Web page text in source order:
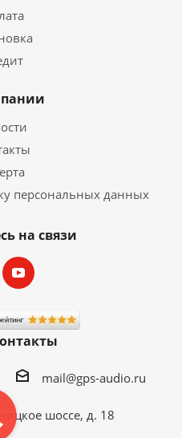
персональных данных
на связи
mail@gps-audio.ru
шоссе, д. 18